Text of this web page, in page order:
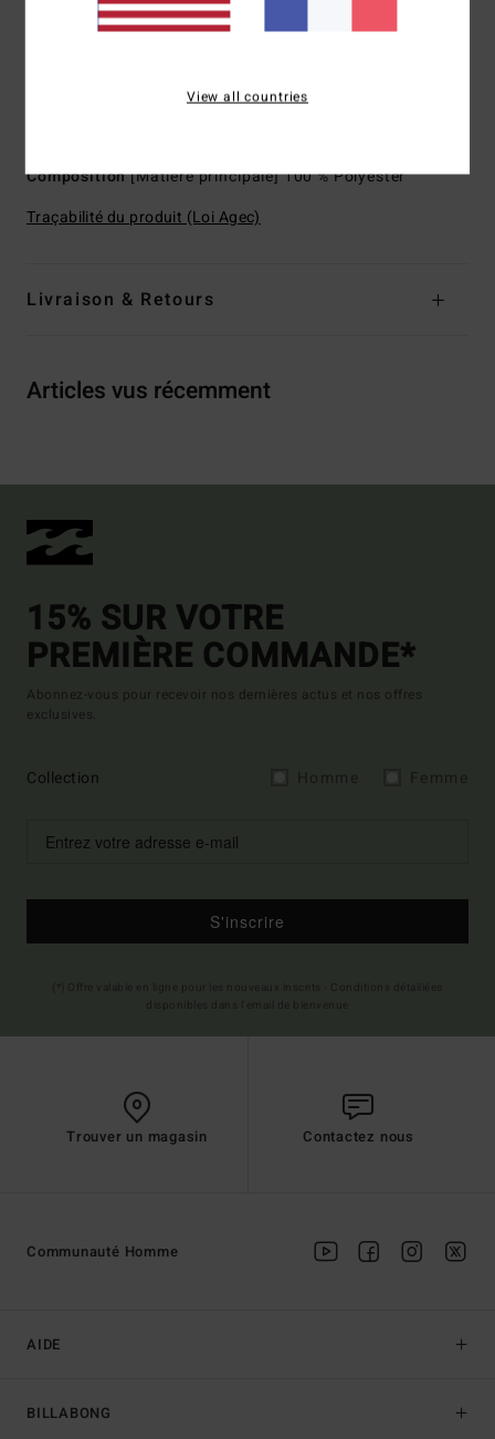
Bretelles :bretelles et sangles au niveau du sternum
Composition[Matière principale] 100 % Polyester
Traçabilité du produit (Loi Agec)
Livraison & Retours
Articles vus récemment
15% SUR VOTRE
PREMIÈRE COMMANDE*
Abonnez-vous pour recevoir nos dernières actus et nos offres
exclusives.
Collection
S'inscrire
Trouver un magasin Contactez nous
AIDE
BILLABONG
Communauté Homme
View all countries